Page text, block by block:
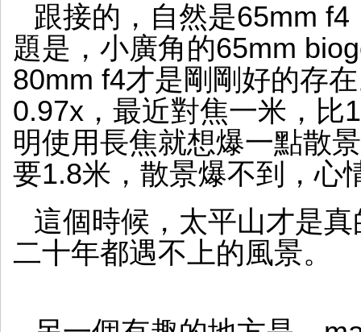
跟接的，自然是65mm
題是，小廣角的65mm
80mm f4才是剛剛好的存
0.97x，最近對焦一米，比
明使用長焦就想爆一點散
要1.8米，散景爆不到，心
這個時候，太平山才是
二十年都遇不上的風景。